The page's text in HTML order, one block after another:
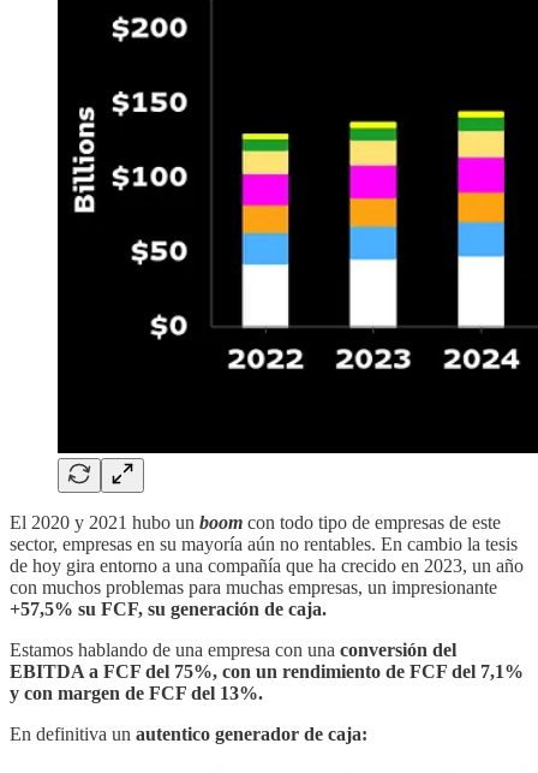
El 2020 y 2021 hubo un boom con todo tipo de empresas de este
sector, empresas en su mayoría aún no rentables. En cambio la tesis
de hoy gira entorno a una compañía que ha crecido en 2023, un año
con muchos problemas para muchas empresas, un impresionante
+57,5% su FCF, su generación de caja.
Estamos hablando de una empresa con una conversión del
EBITDA a FCF del 75%, con un rendimiento de FCF del 7,1%
y con margen de FCF del 13%.
En definitiva un autentico generador de caja: